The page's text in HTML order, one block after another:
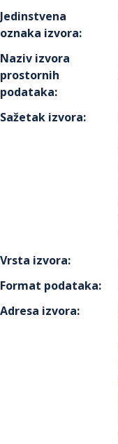
Jedinstvena
oznaka izvora:
Naziv izvora
prostornih
podataka:
Sažetak izvora:
Vrsta izvora:
Format podataka:
Adresa izvora: